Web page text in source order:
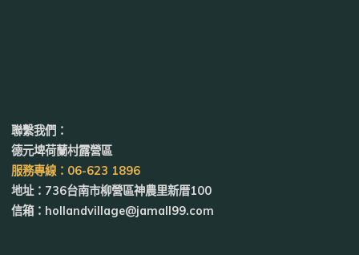
聯繫我們：
德元埤荷蘭村露營區
服務專線：06-623 1896
地址：736台南市柳營區神農里新厝100
信箱：hollandvillage@jamall99.com